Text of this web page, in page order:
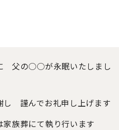
父の○○が永眠いたしまし
し 謹んでお礼申し上げます
族葬にて執り行います